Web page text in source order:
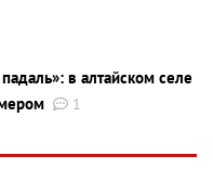
в алтайском селе
1